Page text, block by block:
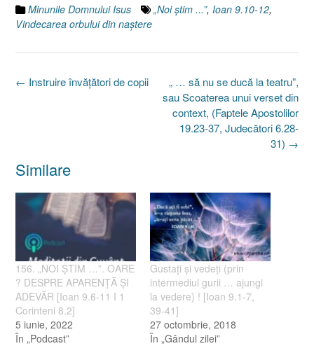
Minunile Domnului Isus „Noi ştim ...”, Ioan 9.10-12,
Vindecarea orbului din naştere
Post
„ … să nu se ducă la teatru”,
sau Scoaterea unui verset din
context, (Faptele Apostolilor
19.23-37, Judecători 6.28-
31) →
← Instruire învăţători de copii
Similare
156. „NOI ŞTIM …”. OARE
? DESPRE APARENŢĂ ŞI
ADEVĂR [Ioan 9.6-11 I 1
Corinteni 8.2]
5 iunie, 2022
În „Podcast”
Gustaţi şi vedeţi (prin
intermediul gurii … ajungi
la vedere) ! [Ioan 9.1-7,
39-41]
27 octombrie, 2018
În „Gândul zilei”